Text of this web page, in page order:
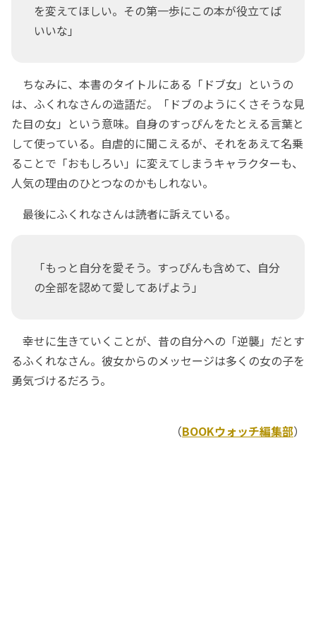
を変えてほしい。その第一歩にこの本が役立てば
いいな」
ちなみに、本書のタイトルにある「ドブ女」というの
は、ふくれなさんの造語だ。「ドブのようにくさそうな見
た目の女」という意味。自身のすっぴんをたとえる言葉と
して使っている。自虐的に聞こえるが、それをあえて名乗
ることで「おもしろい」に変えてしまうキャラクターも、
人気の理由のひとつなのかもしれない。
最後にふくれなさんは読者に訴えている。
「もっと自分を愛そう。すっぴんも含めて、自分
の全部を認めて愛してあげよう」
幸せに生きていくことが、昔の自分への「逆襲」だとす
るふくれなさん。彼女からのメッセージは多くの女の子を
勇気づけるだろう。
（BOOKウォッチ編集部）